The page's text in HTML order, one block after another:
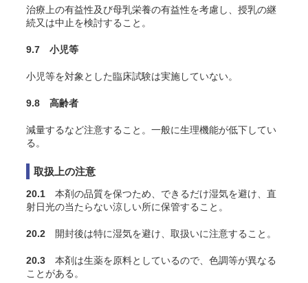
治療上の有益性及び母乳栄養の有益性を考慮し、授乳の継
続又は中止を検討すること。
9.7 小児等
小児等を対象とした臨床試験は実施していない。
9.8 高齢者
減量するなど注意すること。一般に生理機能が低下してい
る。
取扱上の注意
20.1 本剤の品質を保つため、できるだけ湿気を避け、直
射日光の当たらない涼しい所に保管すること。
20.2 開封後は特に湿気を避け、取扱いに注意すること。
20.3 本剤は生薬を原料としているので、色調等が異なる
ことがある。